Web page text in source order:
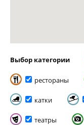
Выбор категории
рестораны
катки
театры